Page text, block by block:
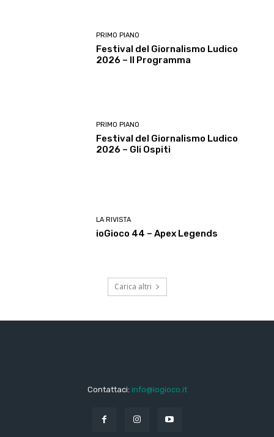
PRIMO PIANO
Festival del Giornalismo Ludico
2026 – Il Programma
PRIMO PIANO
Festival del Giornalismo Ludico
2026 – Gli Ospiti
LA RIVISTA
ioGioco 44 – Apex Legends
Carica altri
Contattaci: info@iogioco.it